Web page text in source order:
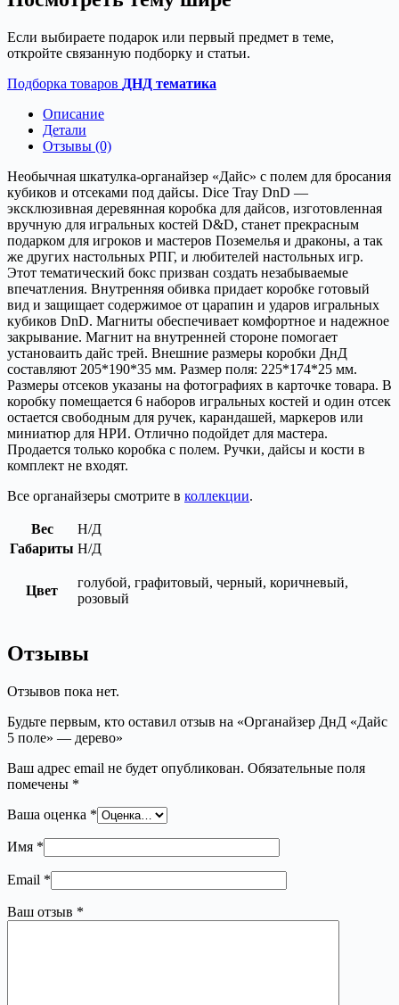
Если выбираете подарок или первый предмет в теме,
откройте связанную подборку и статьи.
Подборка товаров ДНД тематика
Описание
Детали
Отзывы (0)
Необычная шкатулка-органайзер «Дайс» с полем для бросания
кубиков и отсеками под дайсы. Dice Tray DnD —
эксклюзивная деревянная коробка для дайсов, изготовленная
вручную для игральных костей D&D, станет прекрасным
подарком для игроков и мастеров Поземелья и драконы, а так
же других настольных РПГ, и любителей настольных игр.
Этот тематический бокс призван создать незабываемые
впечатления. Внутренняя обивка придает коробке готовый
вид и защищает содержимое от царапин и ударов игральных
кубиков DnD. Магниты обеспечивает комфортное и надежное
закрывание. Магнит на внутренней стороне помогает
установаить дайс трей. Внешние размеры коробки ДнД
составляют 205*190*35 мм. Размер поля: 225*174*25 мм.
Размеры отсеков указаны на фотографиях в карточке товара. В
коробку помещается 6 наборов игральных костей и один отсек
остается свободным для ручек, карандашей, маркеров или
миниатюр для НРИ. Отлично подойдет для мастера.
Продается только коробка с полем. Ручки, дайсы и кости в
комплект не входят.
Все органайзеры смотрите в коллекции.
Вес
Н/Д
Габариты Н/Д
Цвет
голубой, графитовый, черный, коричневый,
розовый
Отзывы
Отзывов пока нет.
Будьте первым, кто оставил отзыв на «Органайзер ДнД «Дайс
5 поле» — дерево»
Ваш адрес email не будет опубликован. Обязательные поля
помечены *
Ваша оценка *
Имя *
Email *
Ваш отзыв *